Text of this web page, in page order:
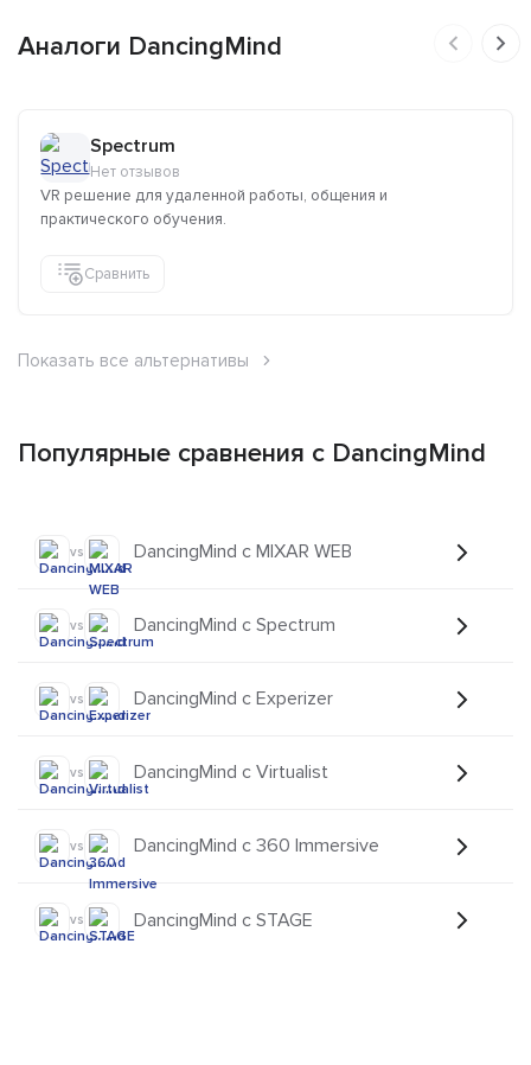
Аналоги DancingMind
Spectrum
Нет отзывов
VR решение для удаленной работы, общения и
практического обучения.
Сравнить
Показать все альтернативы
Популярные сравнения с DancingMind
vs DancingMind с MIXAR WEB
vs DancingMind с Spectrum
vs DancingMind с Experizer
vs DancingMind с Virtualist
vs DancingMind с 360 Immersive
vs DancingMind с STAGE